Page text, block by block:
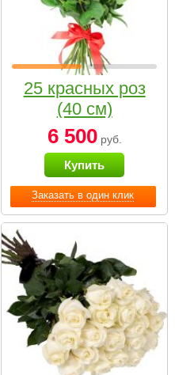
Заказать в один клик
25 красных роз
(40 см)
6 500руб.
Купить